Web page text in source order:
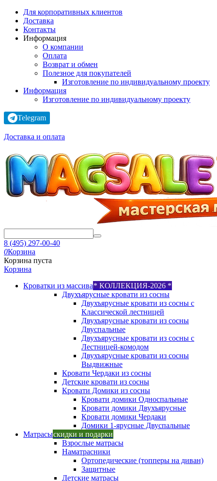
Для корпоративных клиентов
Доставка
Контакты
Информация
О компании
Оплата
Возврат и обмен
Полезное для покупателей
Изготовление по индивидуальному проекту
Информация
Изготовление по индивидуальному проекту
Telegram
Доставка и оплата
8 (495) 297-00-40
0Корзина
Корзина пуста
Корзина
Кроватки из массива* КОЛЛЕКЦИЯ-2026 *
Двухъярусные кровати из сосны
Двухъярусные кровати из сосны с
Классической лестницей
Двухъярусные кровати из сосны
Двуспальные
Двухъярусные кровати из сосны с
Лестницей-комодом
Двухъярусные кровати из сосны
Выдвижные
Кровати Чердаки из сосны
Детские кровати из сосны
Кровати Домики из сосны
Кровати домики Односпальные
Кровати домики Двухъярусные
Кровати домики Чердаки
Домики 1-ярусные Двуспальные
Матрасыскидки и подарки
Взрослые матрасы
Наматрасники
Ортопедические (топперы на диван)
Защитные
Детские матрасы